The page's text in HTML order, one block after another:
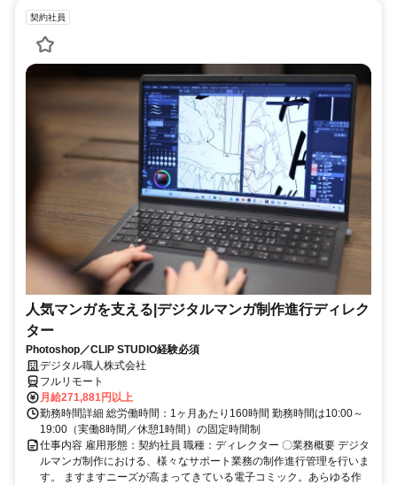
契約社員
人気マンガを支える|デジタルマンガ制作進行ディレク
ター
Photoshop／CLIP STUDIO経験必須
デジタル職人株式会社
フルリモート
月給271,881円以上
勤務時間詳細 総労働時間：1ヶ月あたり160時間 勤務時間は10:00～
19:00（実働8時間／休憩1時間）の固定時間制
仕事内容 雇用形態：契約社員 職種：ディレクター 〇業務概要 デジタ
ルマンガ制作における、様々なサポート業務の制作進行管理を行いま
す。 ますますニーズが高まってきている電子コミック。あらゆる作